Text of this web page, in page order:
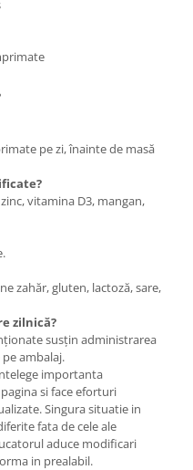
pe zi, înainte de masă
vitamina D3, mangan,
zahăr, gluten, lactoză, sare,
zilnică?
susțin administrarea
ambalaj.
importanta
si face eforturi
Singura situatie in
fata de cele ale
aduce modificari
in prealabil.